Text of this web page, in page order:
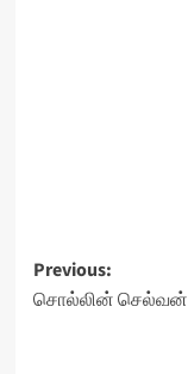
Post
navigation
Previous:
சொல்லின் செல்வன்